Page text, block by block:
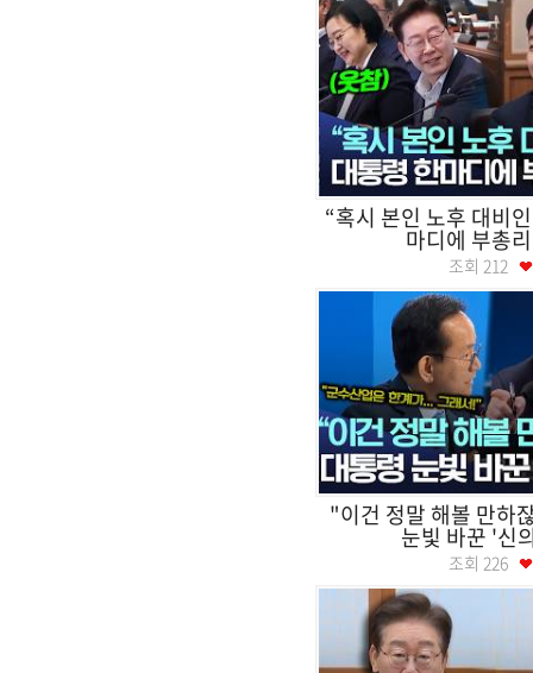
“혹시 본인 노후 대비
마디에 부총리
조회 212
"이건 정말 해볼 만하
눈빛 바꾼 '신
조회 226